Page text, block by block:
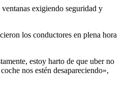
exigiendo seguridad y
los conductores en plena hora
estoy harto de que uber no
nos estén desapareciendo»,